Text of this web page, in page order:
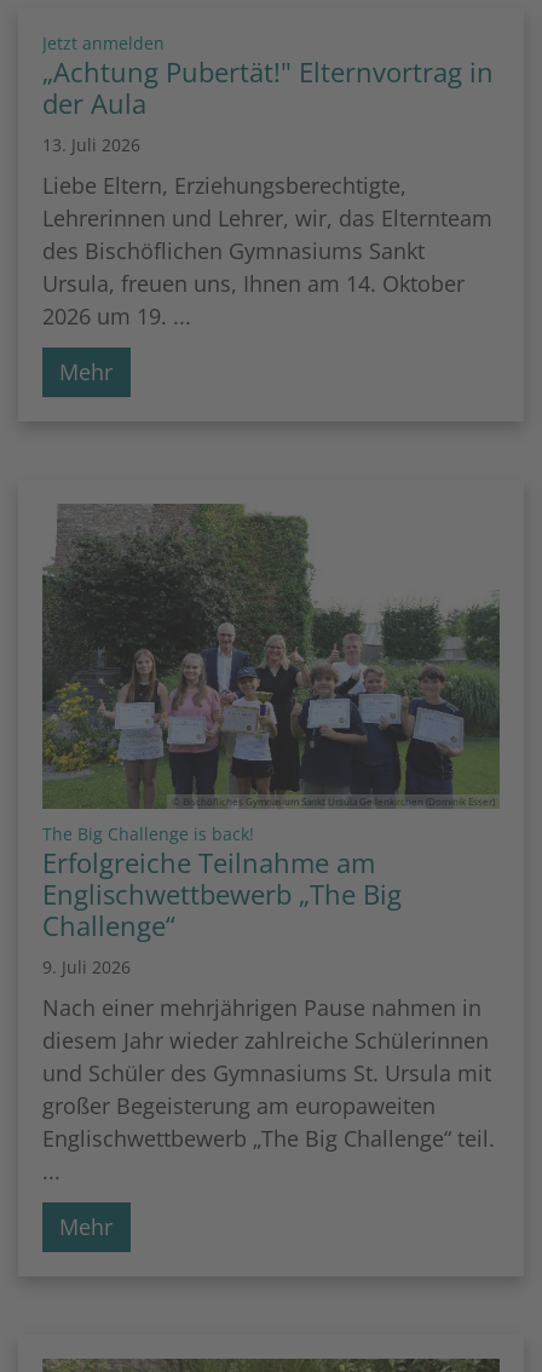
Jetzt anmelden
„Achtung Pubertät!" Elternvortrag in
der Aula
13. Juli 2026
Liebe Eltern, Erziehungsberechtigte,
Lehrerinnen und Lehrer, wir, das Elternteam
des Bischöflichen Gymnasiums Sankt
Ursula, freuen uns, Ihnen am 14. Oktober
2026 um 19. ...
Mehr
© Bischöfliches Gymnasium Sankt Ursula Geilenkirchen (Dominik Esser)
The Big Challenge is back!
Erfolgreiche Teilnahme am
Englischwettbewerb „The Big
Challenge“
9. Juli 2026
Nach einer mehrjährigen Pause nahmen in
diesem Jahr wieder zahlreiche Schülerinnen
und Schüler des Gymnasiums St. Ursula mit
großer Begeisterung am europaweiten
Englischwettbewerb „The Big Challenge“ teil.
...
Mehr